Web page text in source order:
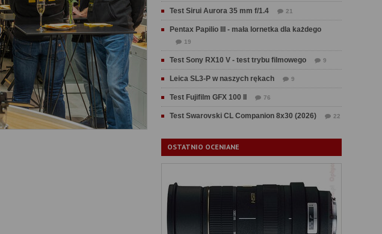
Test Sirui Aurora 35 mm f/1.4 21
Pentax Papilio III - mała lornetka dla każdego
19
Test Sony RX10 V - test trybu filmowego 9
Leica SL3-P w naszych rękach 9
Test Fujifilm GFX 100 II 76
Test Swarovski CL Companion 8x30 (2026) 22
OSTATNIO OCENIANE